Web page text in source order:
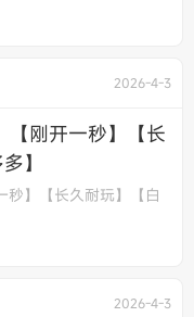
2026-4-3
【刚开一秒】【长
】
秒】【长久耐玩】【白
2026-4-3